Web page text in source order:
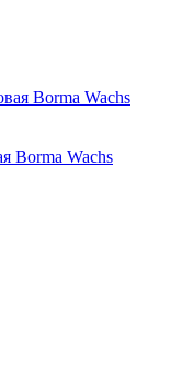
Borma Wachs